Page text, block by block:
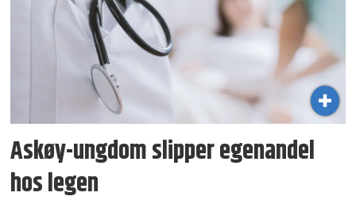
Askøy-ungdom slipper egenandel
hos legen